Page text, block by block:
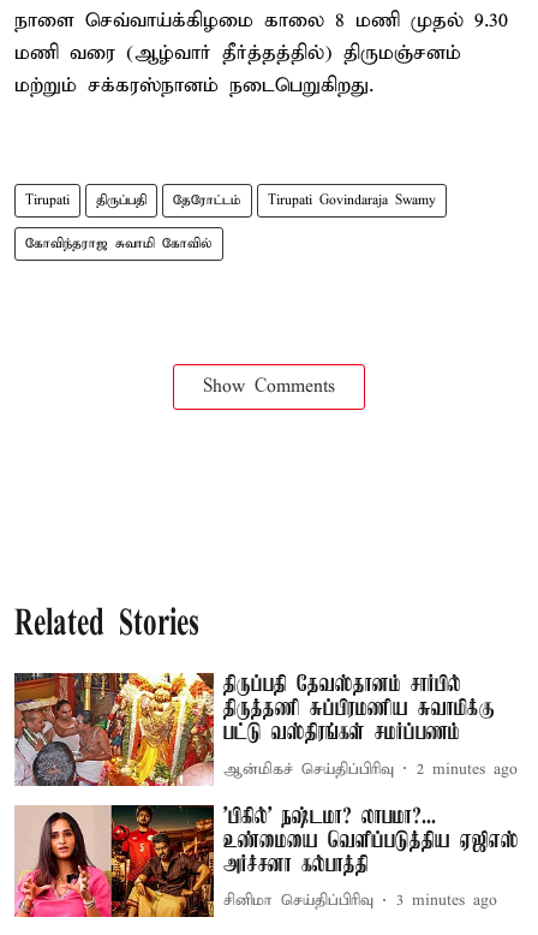
நாளை செவ்வாய்க்கிழமை காலை 8 மணி முதல் 9.30
மணி வரை (ஆழ்வார் தீர்த்தத்தில்) திருமஞ்சனம்
மற்றும் சக்கரஸ்நானம் நடைபெறுகிறது.
Tirupati திருப்பதி தேரோட்டம் Tirupati Govindaraja Swamy
கோவிந்தராஜ சுவாமி கோவில்
Show Comments
Related Stories
திருப்பதி தேவஸ்தானம் சார்பில்
திருத்தணி சுப்பிரமணிய சுவாமிக்கு
பட்டு வஸ்திரங்கள் சமர்ப்பணம்
ஆன்மிகச் செய்திப்பிரிவு 2 minutes ago
'பிகில்' நஷ்டமா? லாபமா?...
உண்மையை வெளிப்படுத்திய ஏஜிஎஸ்
அர்ச்சனா கல்பாத்தி
சினிமா செய்திப்பிரிவு 3 minutes ago